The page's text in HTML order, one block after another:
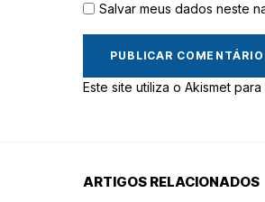
Salvar meus dados neste
Este site utiliza o Akismet
ARTIGOS RELACIONADOS